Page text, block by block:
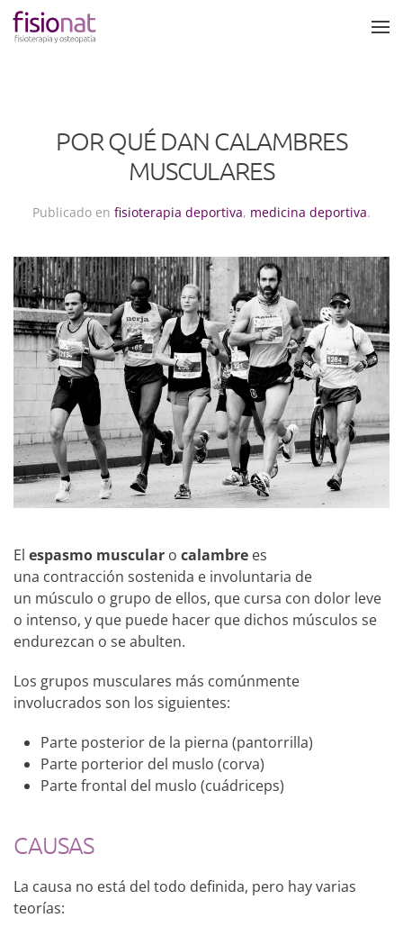
POR QUÉ DAN CALAMBRES
MUSCULARES
Publicado en fisioterapia deportiva, medicina deportiva.
El espasmo muscular o calambre es
una contracción sostenida e involuntaria de
un músculo o grupo de ellos, que cursa con dolor leve
o intenso, y que puede hacer que dichos músculos se
endurezcan o se abulten.
Los grupos musculares más comúnmente
involucrados son los siguientes:
Parte posterior de la pierna (pantorrilla)
Parte porterior del muslo (corva)
Parte frontal del muslo (cuádriceps)
CAUSAS
La causa no está del todo definida, pero hay varias
teorías: